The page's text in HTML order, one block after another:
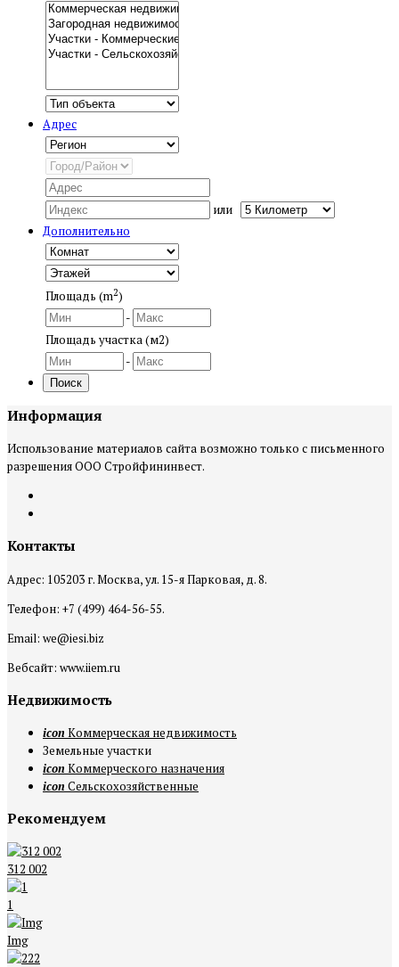
Адрес
или
Дополнительно
Площадь (m2)
-
Площадь участка (м2)
-
Поиск
Информация
Использование материалов сайта возможно только с письменного
разрешения ООО Стройфининвест.
Контакты
Адрес: 105203 г. Москва, ул. 15-я Парковая, д. 8.
Телефон: +7 (499) 464-56-55.
Email: we@iesi.biz
Вебсайт: www.iiem.ru
Недвижимость
icon Коммерческая недвижимость
Земельные участки
icon Коммерческого назначения
icon Сельскохозяйственные
Рекомендуем
312 002
1
Img